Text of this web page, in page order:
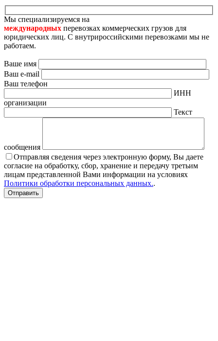
Мы специализируемся на
международных перевозках коммерческих грузов для
юридических лиц. С внутрироссийскими перевозками мы не
работаем.
Ваше имя
Ваш e-mail
Ваш телефон
ИНН
организации
Текст
сообщения
Отправляя сведения через электронную форму, Вы даете
согласие на обработку, сбор, хранение и передачу третьим
лицам представленной Вами информации на условиях
Политики обработки персональных данных..